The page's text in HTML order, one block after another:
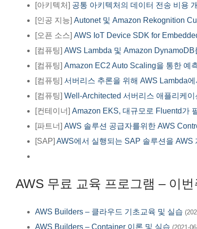
[아키텍처] 공통 아키텍처의 데이터 전송 비용
[인공 지능] Autonet 및 Amazon Rekognition
[오픈 소스] AWS IoT Device SDK for
[컴퓨팅] AWS Lambda 및 Amazon
[컴퓨팅] Amazon EC2 Auto Scaling을 통한 예
[컴퓨팅] 서버리스 추론을 위해 AWS Lambda
[컴퓨팅] Well-Architected 서버리스 애플리케
[컨테이너] Amazon EKS, 대규모로 Fluentd가
[파트너] AWS 솔루션 공급자를위한 AWS
[SAP] AWS에서 실행되는 SAP 솔루션을 AWS
AWS 무료 교육 프로그램 – 이
AWS Builders – 클라우드 기초교육 및 실습
AWS Builders – Container 이론 및 실습 (2021-